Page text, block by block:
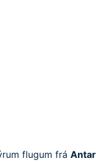
flugum frá